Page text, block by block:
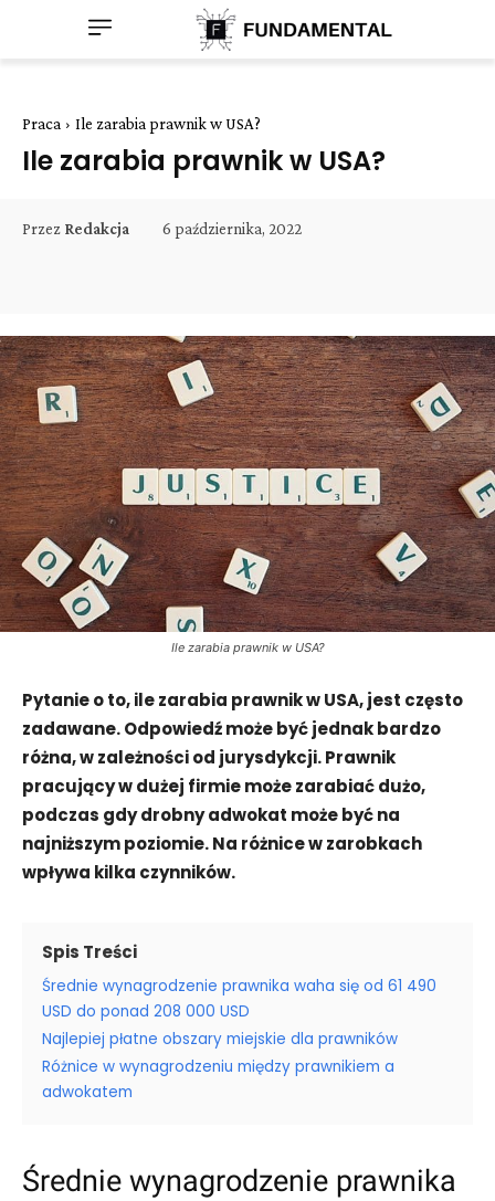
Praca Ile zarabia prawnik w USA?
Ile zarabia prawnik w USA?
Przez Redakcja 6 października, 2022
Ile zarabia prawnik w USA?
Pytanie o to, ile zarabia prawnik w USA, jest często
zadawane. Odpowiedź może być jednak bardzo
różna, w zależności od jurysdykcji. Prawnik
pracujący w dużej firmie może zarabiać dużo,
podczas gdy drobny adwokat może być na
najniższym poziomie. Na różnice w zarobkach
wpływa kilka czynników.
Spis Treści
Średnie wynagrodzenie prawnika waha się od 61 490
USD do ponad 208 000 USD
Najlepiej płatne obszary miejskie dla prawników
Różnice w wynagrodzeniu między prawnikiem a
adwokatem
Średnie wynagrodzenie prawnika